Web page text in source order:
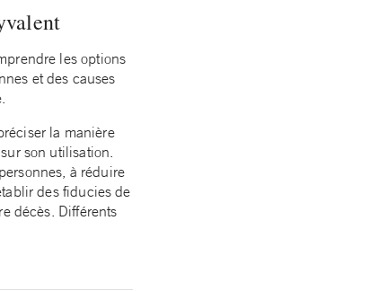
les options
et des causes
la manière
son utilisation.
à réduire
des fiducies de
décès. Différents